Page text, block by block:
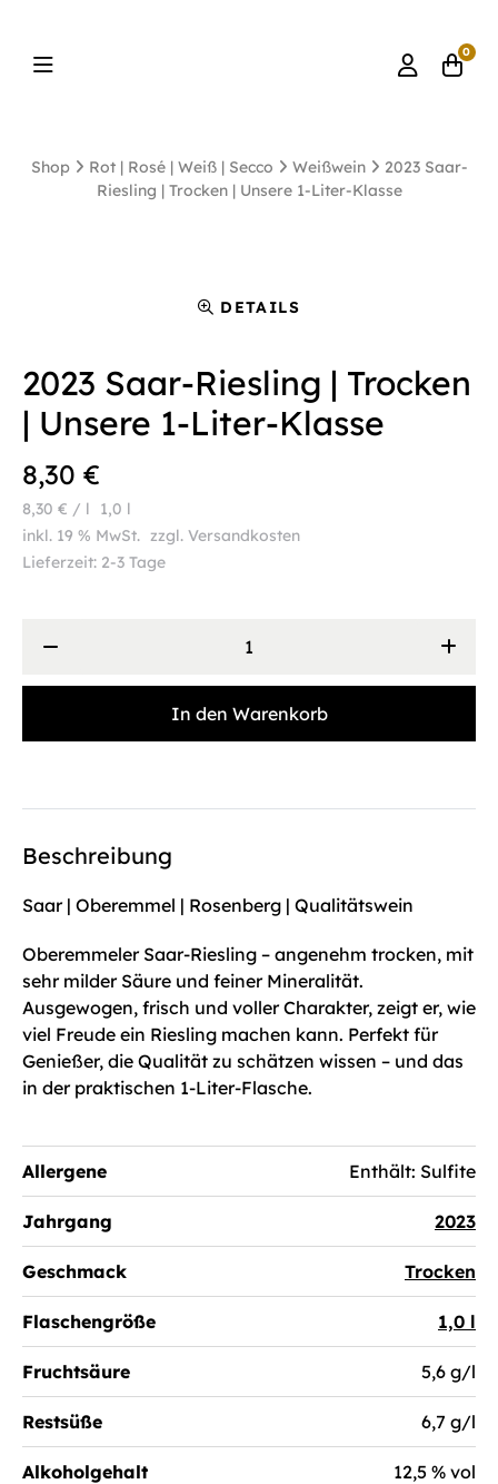
0
Shop Rot | Rosé | Weiß | Secco Weißwein
2023 Saar-
Riesling | Trocken | Unsere 1-Liter-Klasse
DETAILS
2023 Saar-Riesling | Trocken
| Unsere 1-Liter-Klasse
8,30 €
8,30 € / l 1,0 l
inkl. 19 % MwSt. zzgl. Versandkosten
Lieferzeit: 2-3 Tage
Saar-
|
Liter-
Menge
In den Warenkorb
Beschreibung
Saar | Oberemmel | Rosenberg | Qualitätswein
Oberemmeler Saar-Riesling – angenehm trocken, mit
sehr milder Säure und feiner Mineralität.
Ausgewogen, frisch und voller Charakter, zeigt er, wie
viel Freude ein Riesling machen kann. Perfekt für
Genießer, die Qualität zu schätzen wissen – und das
in der praktischen 1-Liter-Flasche.
Allergene Enthält: Sulfite
Jahrgang 2023
Geschmack Trocken
Flaschengröße 1,0 l
Fruchtsäure 5,6 g/l
Restsüße 6,7 g/l
Alkoholgehalt 12,5 % vol